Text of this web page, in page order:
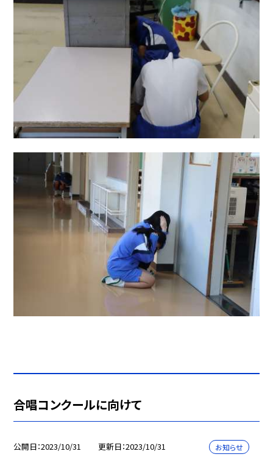
合唱コンクールに向けて
公開日 2023/10/31 更新日 2023/10/31 お知らせ